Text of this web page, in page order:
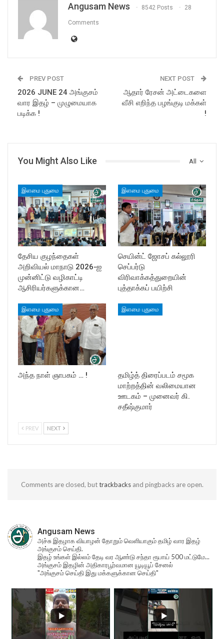
Angusam News 8542 Posts 28
Comments
PREV POST
2026 JUNE 24 அங்குசம்
வார இதழ் – முழுமையாக
படிக்க !
NEXT POST
ஆதார் ரேசன் அட்டைகளை
வீசி எறிந்த பழங்குடி மக்கள்
!
All
You Might Also Like
இளமை புதுமை
தேசிய குழந்தைகள்
அறிவியல் மாநாடு 2026-ஐ
முன்னிட்டு வழிகாட்டி
ஆசிரியர்களுக்கான…
இளமை புதுமை
செயின்ட் ஜோசப் கல்லூரி
செப்பர்டு
விரிவாக்கத்துறையின்
புத்தாக்கப் பயிற்சி
இளமை புதுமை
அந்த நாள் ஞாபகம் … !
இளமை புதுமை
தமிழ்த் திரைப்படம் சமூக
மாற்றத்தின் வலிமையான
ஊடகம் – முனைவர் கி.
சதீஷ்குமார்
PREV NEXT
Comments are closed, buttrackbacksand pingbacks are open.
Angusam News
அச்சு இதழாக வியாழன் தோறும் வெளியாகும் தமிழ் வார இதழ்
அங்குசம் செய்தி.
இதழ் உங்கள் இல்லம் தேடி வர ஆண்டு சந்தா ரூபாய் 500 மட்டுமே...
அங்குசம் இதழின் அதிகாரபூர்வமான யூடியூப் சேனல்
"அங்குசம் செய்தி இது மக்களுக்கான செய்தி"